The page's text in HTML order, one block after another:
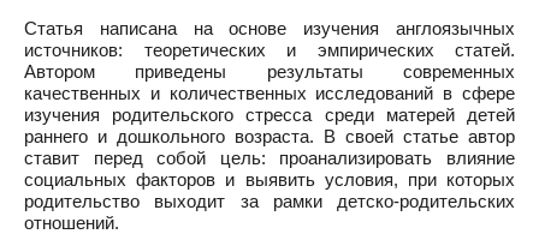
Статья написана на основе изучения англоязычных
источников: теоретических и эмпирических статей.
Автором приведены результаты современных
качественных и количественных исследований в сфере
изучения родительского стресса среди матерей детей
раннего и дошкольного возраста. В своей статье автор
ставит перед собой цель: проанализировать влияние
социальных факторов и выявить условия, при которых
родительство выходит за рамки детско-родительских
отношений.